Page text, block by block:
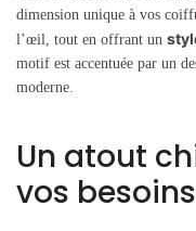
dimension unique à vos
l’œil, tout en offrant un
motif est accentuée par un
moderne.
Un atout
vos besoins